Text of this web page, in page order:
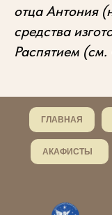
отца Антония
средства
Распятием (см.
ГЛАВНАЯ
АКАФИСТЫ